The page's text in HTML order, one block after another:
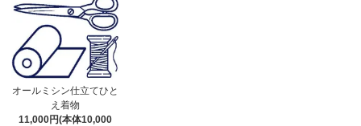
オールミシン仕立てひと
え着物
11,000円(本体10,000